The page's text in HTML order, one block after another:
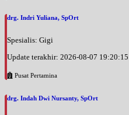
drg. Indri Yuliana, SpOrt
Spesialis: Gigi
Update terakhir: 2026-08-07 19:20:15
Pusat Pertamina
drg. Indah Dwi Nursanty, SpOrt